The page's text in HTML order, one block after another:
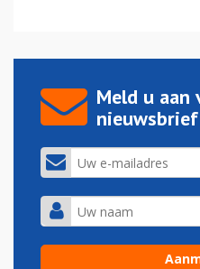
Meld u aan
nieuwsbrief